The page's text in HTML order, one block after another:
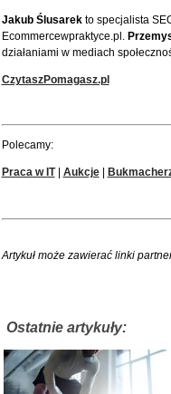
Jakub Ślusarekto specjalista
Ecommercewpraktyce.pl.
działaniami w mediach
CzytaszPomagasz.pl
Polecamy:
Praca w IT| Aukcje|
Artykuł może zawierać linki
Ostatnie artykuły: